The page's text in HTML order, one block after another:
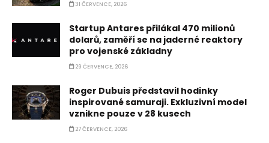
31 ČERVENCE, 2026
Startup Antares přilákal 470 milionů
dolarů, zaměří se na jaderné reaktory
pro vojenské základny
29 ČERVENCE, 2026
Roger Dubuis představil hodinky
inspirované samuraji. Exkluzivní model
vznikne pouze v 28 kusech
27 ČERVENCE, 2026